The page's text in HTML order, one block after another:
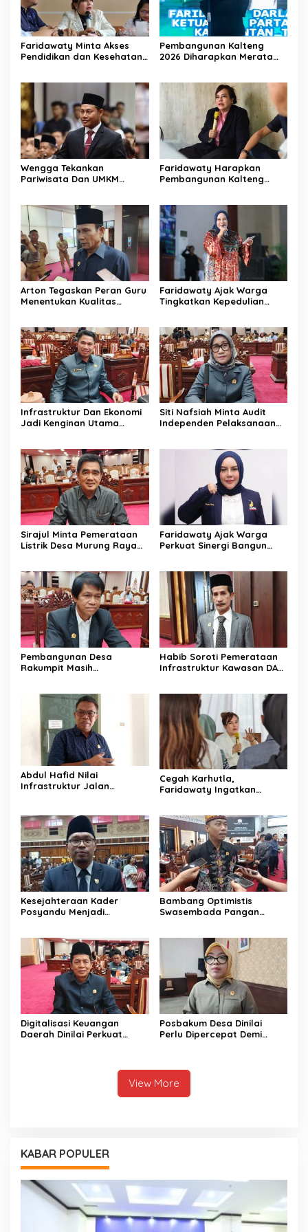
Faridawaty Minta Akses
Pendidikan dan Kesehatan
Pembangunan Kalteng
2026 Diharapkan Merata
Wengga Tekankan
Pariwisata Dan UMKM
Faridawaty Harapkan
Pembangunan Kalteng
Arton Tegaskan Peran Guru
Menentukan Kualitas
Faridawaty Ajak Warga
Tingkatkan Kepedulian
Infrastruktur Dan Ekonomi
Jadi Kenginan Utama
Siti Nafsiah Minta Audit
Independen Pelaksanaan
Sirajul Minta Pemerataan
Listrik Desa Murung Raya
Faridawaty Ajak Warga
Perkuat Sinergi Bangun
Pembangunan Desa
Rakumpit Masih
Habib Soroti Pemerataan
Infrastruktur Kawasan DAS
Abdul Hafid Nilai
Infrastruktur Jalan
Pedesaan
Cegah Karhutla,
Faridawaty Ingatkan
Kesejahteraan Kader
Posyandu Menjadi
Bambang Optimistis
Swasembada Pangan
Digitalisasi Keuangan
Daerah Dinilai Perkuat
Posbakum Desa Dinilai
Perlu Dipercepat Demi
View More
KABAR POPULER